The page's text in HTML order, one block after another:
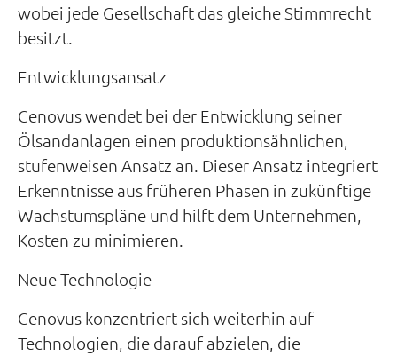
wobei jede Gesellschaft das gleiche Stimmrecht
besitzt.
Entwicklungsansatz
Cenovus wendet bei der Entwicklung seiner
Ölsandanlagen einen produktionsähnlichen,
stufenweisen Ansatz an. Dieser Ansatz integriert
Erkenntnisse aus früheren Phasen in zukünftige
Wachstumspläne und hilft dem Unternehmen,
Kosten zu minimieren.
Neue Technologie
Cenovus konzentriert sich weiterhin auf
Technologien, die darauf abzielen, die